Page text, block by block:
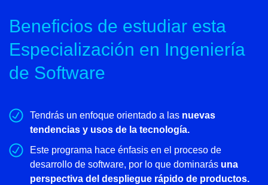
Beneficios de estudiar esta
Especialización en Ingeniería
de Software
Tendrás un enfoque orientado a las nuevas
tendencias y usos de la tecnología.
Este programa hace énfasis en el proceso de
desarrollo de software, por lo que dominarás una
perspectiva del despliegue rápido de productos.